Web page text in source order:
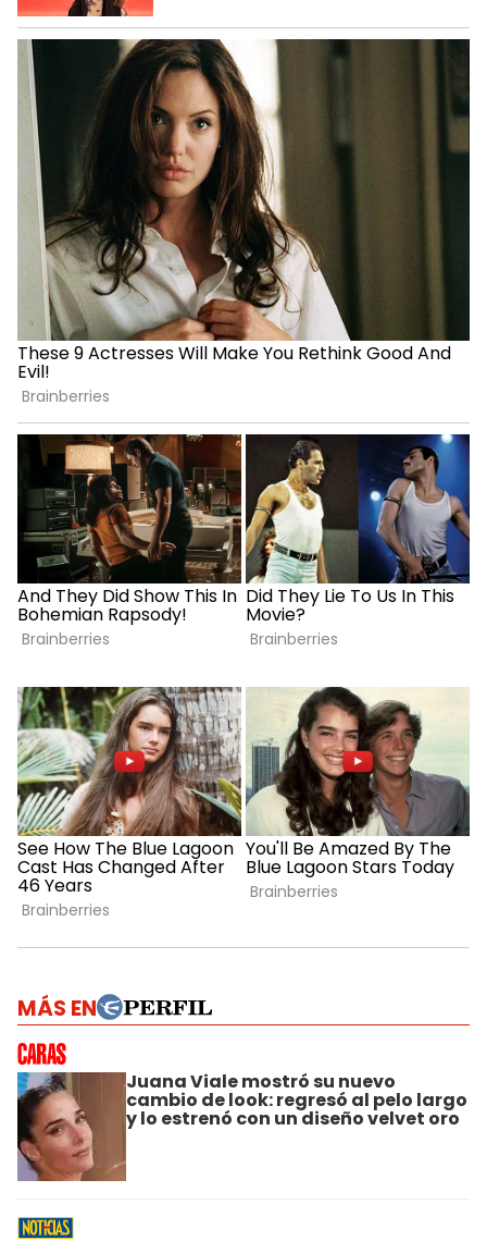
MÁS EN
Juana Viale mostró su nuevo
cambio de look: regresó al pelo largo
y lo estrenó con un diseño velvet oro